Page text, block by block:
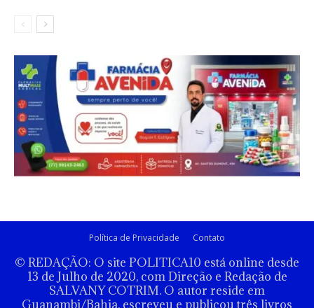
Política de Privacidade Contato
© REDAÇÃO: O site POLITICA10 está online desde
13 de Julho de 2020, com Direção e Redação de
SALVANY COTRIM. O autor reside em
Guanambi/Bahia, escreveu e publicou três livros